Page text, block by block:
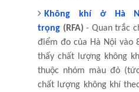
Không khí ở Hà
trọng(RFA) - Quan trắc
điểm đo của Hà Nội vào
thấy chất lượng không
thuộc nhóm màu đỏ
chất lượng không khí